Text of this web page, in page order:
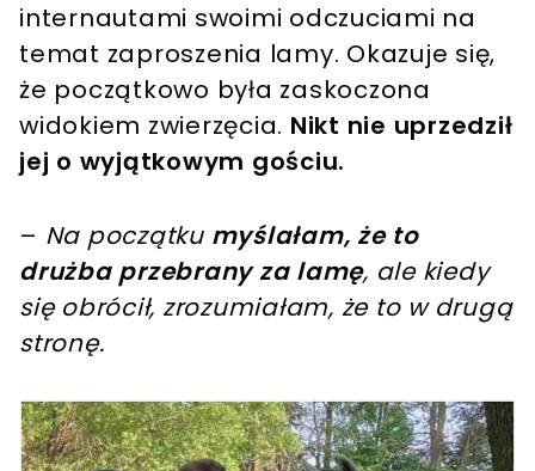
internautami swoimi odczuciami na
temat zaproszenia lamy. Okazuje się,
że początkowo była zaskoczona
widokiem zwierzęcia. Nikt nie uprzedził
jej o wyjątkowym gościu.
– Na początkumyślałam, że to
drużba przebrany za lamę, ale kiedy
się obrócił, zrozumiałam, że to w drugą
stronę.